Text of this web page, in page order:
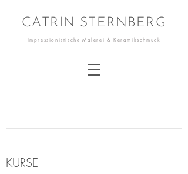
CATRIN STERNBERG
Impressionistische Malerei & Keramikschmuck
KURSE